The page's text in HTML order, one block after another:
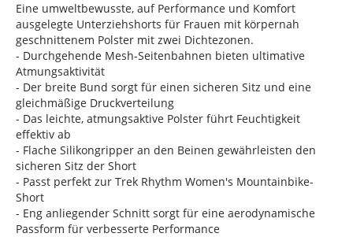
Eine umweltbewusste, auf Performance und Komfort
ausgelegte Unterziehshorts für Frauen mit körpernah
geschnittenem Polster mit zwei Dichtezonen.
- Durchgehende Mesh-Seitenbahnen bieten ultimative
Atmungsaktivität
- Der breite Bund sorgt für einen sicheren Sitz und eine
gleichmäßige Druckverteilung
- Das leichte, atmungsaktive Polster führt Feuchtigkeit
effektiv ab
- Flache Silikongripper an den Beinen gewährleisten den
sicheren Sitz der Short
- Passt perfekt zur Trek Rhythm Women's Mountainbike-
Short
- Eng anliegender Schnitt sorgt für eine aerodynamische
Passform für verbesserte Performance